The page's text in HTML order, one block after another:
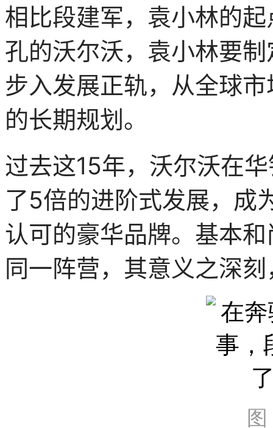
相比段建军，袁小林的
孔的沃尔沃，袁小林要
步入发展正轨，从全球
的长期规划。
过去这15年，沃尔沃在
了5倍的进阶式发展，成
认可的豪华品牌。基本
同一阵营，其意义之深